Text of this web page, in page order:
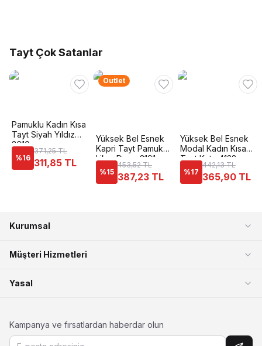
Tayt Çok Satanlar
Pamuklu Kadın Kısa
Tayt Siyah Yıldız
3610
%16
371,25 TL
311,85 TL
Outlet
Yüksek Bel Esnek
Kapri Tayt Pamuk
Likra Dono 2191
%15
453,52 TL
387,23 TL
Yüksek Bel Esnek
Modal Kadın Kısa
Tayt Kota 4132
%17
442,13 TL
365,90 TL
Kurumsal
Müşteri Hizmetleri
Yasal
Kampanya ve fırsatlardan haberdar olun